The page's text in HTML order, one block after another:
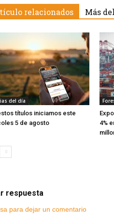
relacionados Más
del día
títulos iniciamos este
5 de agosto
4%
respuesta
para dejar un comentario